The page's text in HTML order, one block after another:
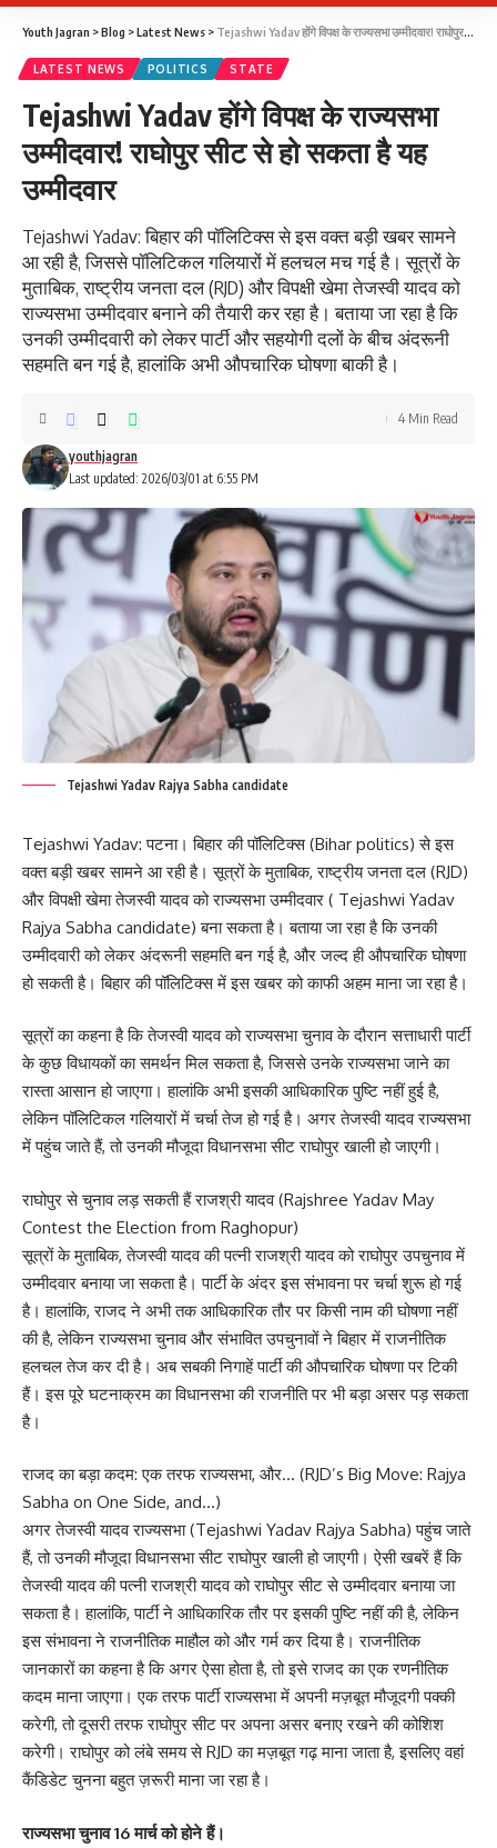
Youth Jagran >Blog >Latest News > Tejashwi Yadav होंगे विपक्ष के राज्यसभा उम्मीदवार! राघोपुर सीट से हो सकता है यह उम्मीदवार
LATEST NEWS POLITICS STATE
Tejashwi Yadav होंगे विपक्ष के राज्यसभा
उम्मीदवार! राघोपुर सीट से हो सकता है यह
उम्मीदवार
Tejashwi Yadav: बिहार की पॉलिटिक्स से इस वक्त बड़ी खबर सामने
आ रही है, जिससे पॉलिटिकल गलियारों में हलचल मच गई है। सूत्रों के
मुताबिक, राष्ट्रीय जनता दल (RJD) और विपक्षी खेमा तेजस्वी यादव को
राज्यसभा उम्मीदवार बनाने की तैयारी कर रहा है। बताया जा रहा है कि
उनकी उम्मीदवारी को लेकर पार्टी और सहयोगी दलों के बीच अंदरूनी
सहमति बन गई है, हालांकि अभी औपचारिक घोषणा बाकी है।
Last updated: 2026/03/01 at 6:55 PM
youthjagran
4 Min Read
Tejashwi Yadav Rajya Sabha candidate
Tejashwi Yadav: पटना। बिहार की पॉलिटिक्स (Bihar politics) से इस
वक्त बड़ी खबर सामने आ रही है। सूत्रों के मुताबिक, राष्ट्रीय जनता दल (RJD)
और विपक्षी खेमा तेजस्वी यादव को राज्यसभा उम्मीदवार ( Tejashwi Yadav
Rajya Sabha candidate) बना सकता है। बताया जा रहा है कि उनकी
उम्मीदवारी को लेकर अंदरूनी सहमति बन गई है, और जल्द ही औपचारिक घोषणा
हो सकती है। बिहार की पॉलिटिक्स में इस खबर को काफी अहम माना जा रहा है।
सूत्रों का कहना है कि तेजस्वी यादव को राज्यसभा चुनाव के दौरान सत्ताधारी पार्टी
के कुछ विधायकों का समर्थन मिल सकता है, जिससे उनके राज्यसभा जाने का
रास्ता आसान हो जाएगा। हालांकि अभी इसकी आधिकारिक पुष्टि नहीं हुई है,
लेकिन पॉलिटिकल गलियारों में चर्चा तेज हो गई है। अगर तेजस्वी यादव राज्यसभा
में पहुंच जाते हैं, तो उनकी मौजूदा विधानसभा सीट राघोपुर खाली हो जाएगी।
राघोपुर से चुनाव लड़ सकती हैं राजश्री यादव (Rajshree Yadav May
Contest the Election from Raghopur)
सूत्रों के मुताबिक, तेजस्वी यादव की पत्नी राजश्री यादव को राघोपुर उपचुनाव में
उम्मीदवार बनाया जा सकता है। पार्टी के अंदर इस संभावना पर चर्चा शुरू हो गई
है। हालांकि, राजद ने अभी तक आधिकारिक तौर पर किसी नाम की घोषणा नहीं
की है, लेकिन राज्यसभा चुनाव और संभावित उपचुनावों ने बिहार में राजनीतिक
हलचल तेज कर दी है। अब सबकी निगाहें पार्टी की औपचारिक घोषणा पर टिकी
हैं। इस पूरे घटनाक्रम का विधानसभा की राजनीति पर भी बड़ा असर पड़ सकता
है।
राजद का बड़ा कदम: एक तरफ राज्यसभा, और… (RJD’s Big Move: Rajya
Sabha on One Side, and…)
अगर तेजस्वी यादव राज्यसभा (Tejashwi Yadav Rajya Sabha) पहुंच जाते
हैं, तो उनकी मौजूदा विधानसभा सीट राघोपुर खाली हो जाएगी। ऐसी खबरें हैं कि
तेजस्वी यादव की पत्नी राजश्री यादव को राघोपुर सीट से उम्मीदवार बनाया जा
सकता है। हालांकि, पार्टी ने आधिकारिक तौर पर इसकी पुष्टि नहीं की है, लेकिन
इस संभावना ने राजनीतिक माहौल को और गर्म कर दिया है। राजनीतिक
जानकारों का कहना है कि अगर ऐसा होता है, तो इसे राजद का एक रणनीतिक
कदम माना जाएगा। एक तरफ पार्टी राज्यसभा में अपनी मज़बूत मौजूदगी पक्की
करेगी, तो दूसरी तरफ राघोपुर सीट पर अपना असर बनाए रखने की कोशिश
करेगी। राघोपुर को लंबे समय से RJD का मज़बूत गढ़ माना जाता है, इसलिए वहां
कैंडिडेट चुनना बहुत ज़रूरी माना जा रहा है।
राज्यसभा चुनाव 16 मार्च को होने हैं।